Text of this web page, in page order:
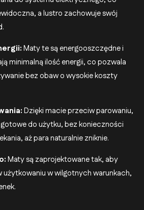
a lustro zachowuje swój
Maty te są energooszczędne i
minimalną ilość energii, co pozwala
bez obaw o wysokie koszty
Dzięki macie przeciw parowaniu,
do użytku, bez konieczności
aż para naturalnie zniknie.
Maty są zaprojektowane tak, aby
użytkowaniu w wilgotnych warunkach,